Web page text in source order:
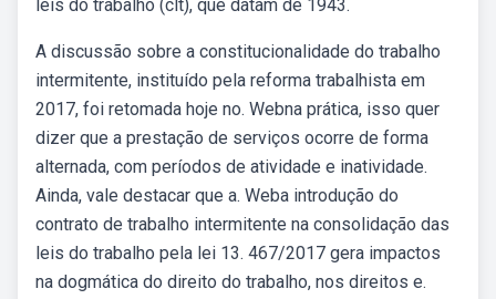
leis do trabalho (clt), que datam de 1943.
A discussão sobre a constitucionalidade do trabalho
intermitente, instituído pela reforma trabalhista em
2017, foi retomada hoje no. Webna prática, isso quer
dizer que a prestação de serviços ocorre de forma
alternada, com períodos de atividade e inatividade.
Ainda, vale destacar que a. Weba introdução do
contrato de trabalho intermitente na consolidação das
leis do trabalho pela lei 13. 467/2017 gera impactos
na dogmática do direito do trabalho, nos direitos e.